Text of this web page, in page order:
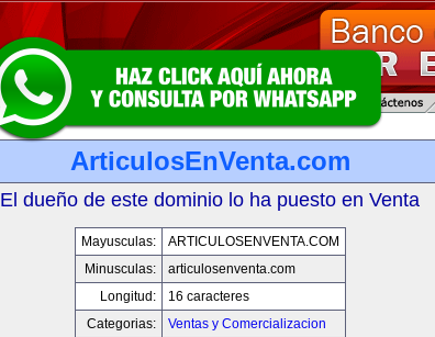
ArticulosEnVenta.com
El dueño de este dominio lo ha puesto en Venta
Mayusculas:
ARTICULOSENVENTA.COM
Minusculas:
articulosenventa.com
Longitud:
16 caracteres
Categorias:
Ventas y Comercializacion